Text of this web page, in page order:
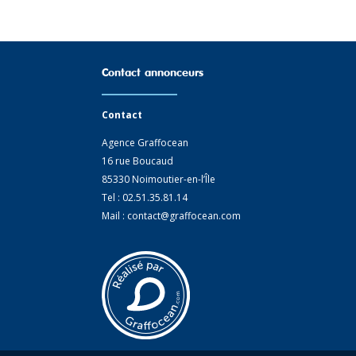
Contact annonceurs
Contact
Agence Graffocean
16 rue Boucaud
85330 Noimoutier-en-l’Île
Tel : 02.51.35.81.14
Mail : contact@graffocean.com